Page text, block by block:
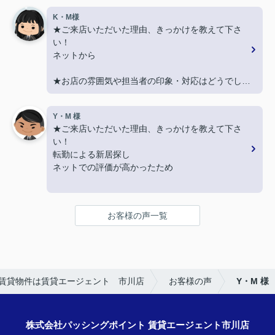
親切に対応いただき良かったです！
★担当者、または当店に一言お願い致します！
契約まで色々とご対応いただきありがとうございま
した！
K・M様
★ご来店いただいた理由、きっかけを教えて下さ
い！
ネットから
★お店の雰囲気や担当者の印象・対応はどうでした
か？
LINEでのコミュニケーションでやりやすい！
★担当者、または当店に一言お願い致します！
沢山LINEを送ってしまいましたが、
丁寧にご対応いただきありがとうございました‼
Y・M 様
★ご来店いただいた理由、きっかけを教えて下さ
い！
転勤による新居探し
ネットでの評価が高かったため
★お店の雰囲気や担当者の印象・対応はどうでした
明るく接しやすく、頼りになる方でした。
お客様の声一覧
貸物件は賃貸エージェント 市川店 お客様の声 Y・M 様
株式会社パッシングポイント 賃貸エージェント市川店